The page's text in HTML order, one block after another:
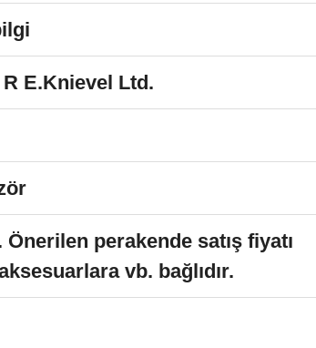
E.Knievel Ltd.
Önerilen perakende satış fiyatı
vb. bağlıdır.